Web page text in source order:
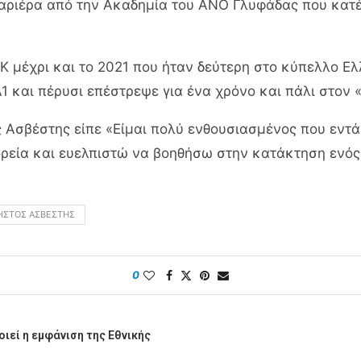
από την Ακαδημία του ΑΝΟ Γλυφάδας που
και το 2021 που ήταν δεύτερη στο κύπελλο
πέρυσι επέστρεψε για ένα χρόνο και πάλι στον
είπε «Είμαι πολύ ενθουσιασμένος που
και ευελπιστώ να βοηθήσω στην κατάκτηση
ΑΣΒΈΣΤΗΣ
0
η εμφάνιση της Εθνικής